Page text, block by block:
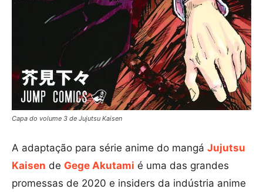
Capa do volume 3 de Jujutsu Kaisen
A adaptação para série anime do mangá Jujutsu
Kaisen de Gege Akutami é uma das grandes
promessas de 2020 e insiders da indústria anime